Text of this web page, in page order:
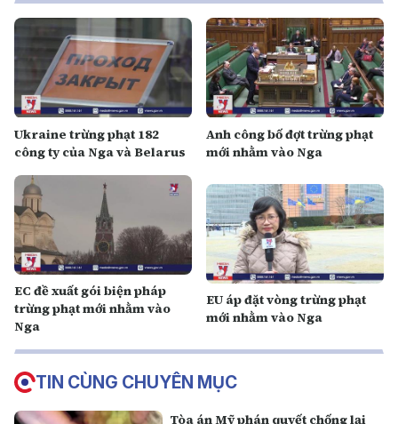
Ukraine trừng phạt 182
công ty của Nga và Belarus
Anh công bố đợt trừng phạt
mới nhằm vào Nga
EC đề xuất gói biện pháp
trừng phạt mới nhằm vào
Nga
EU áp đặt vòng trừng phạt
mới nhằm vào Nga
TIN CÙNG CHUYÊN MỤC
Tòa án Mỹ phán quyết chống lại